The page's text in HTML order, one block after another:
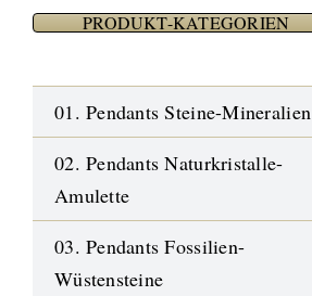
PRODUKT-KATEGORIEN
01. Pendants Steine-Mineralien
02. Pendants Naturkristalle-
Amulette
03. Pendants Fossilien-
Wüstensteine